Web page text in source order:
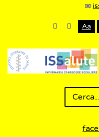
Aa